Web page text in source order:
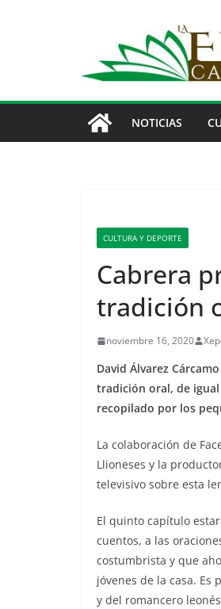
NOTICIAS
CULTURA Y DEPORTE
Cabrera
tradición
noviembre 16, 2020
David Álvarez
tradición oral, de
recopilado por los
La colaboración de
Llioneses y la
televisivo sobre esta
El quinto capítulo
cuentos, a las
costumbrista y que
jóvenes de la casa. Es
y del romancero